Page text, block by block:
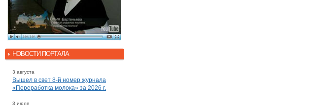
НОВОСТИ ПОРТАЛА
3 августа
Вышел в свет 8-й номер журнала
«Переработка молока» за 2026 г.
3 июля